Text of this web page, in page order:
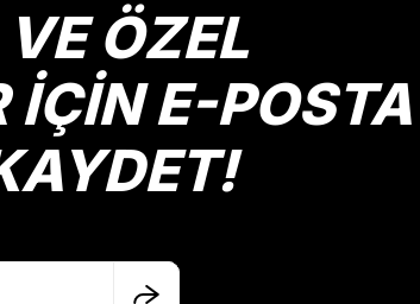
ÖZEL
İÇİN E-POSTA